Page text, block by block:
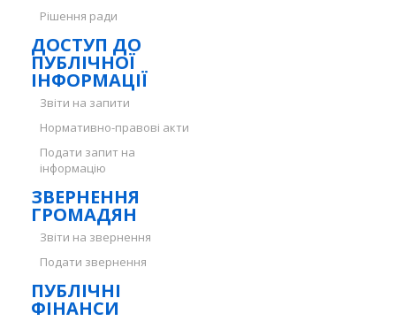
Рішення ради
ДОСТУП ДО
ПУБЛІЧНОЇ
ІНФОРМАЦІЇ
Звіти на запити
Нормативно-правові акти
Подати запит на
інформацію
ЗВЕРНЕННЯ
ГРОМАДЯН
Звіти на звернення
Подати звернення
ПУБЛІЧНІ
ФІНАНСИ